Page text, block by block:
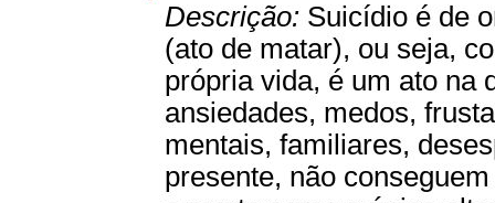
Descrição: Suicídio é de
(ato de matar), ou seja,
própria vida, é um ato na
ansiedades, medos,
mentais, familiares,
presente, não